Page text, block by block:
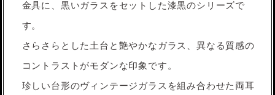
金具に、黒いガラスをセットした漆黒のシリーズで
す。
さらさらとした土台と艶やかなガラス、異なる質感の
コントラストがモダンな印象です。
珍しい台形のヴィンテージガラスを組み合わせた両耳